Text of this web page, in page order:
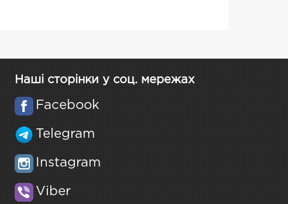
Наші сторінки у соц. мережах
Facebook
Telegram
Instagram
Viber